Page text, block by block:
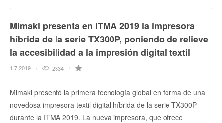
Mimaki presenta en ITMA 2019 la impresora
híbrida de la serie TX300P, poniendo de relieve
la accesibilidad a la impresión digital textil
1.7.2019 2334
Mimaki presentó la primera tecnología global en forma de una
novedosa impresora textil digital híbrida de la serie TX300P
durante la ITMA 2019. La nueva impresora, que ofrece